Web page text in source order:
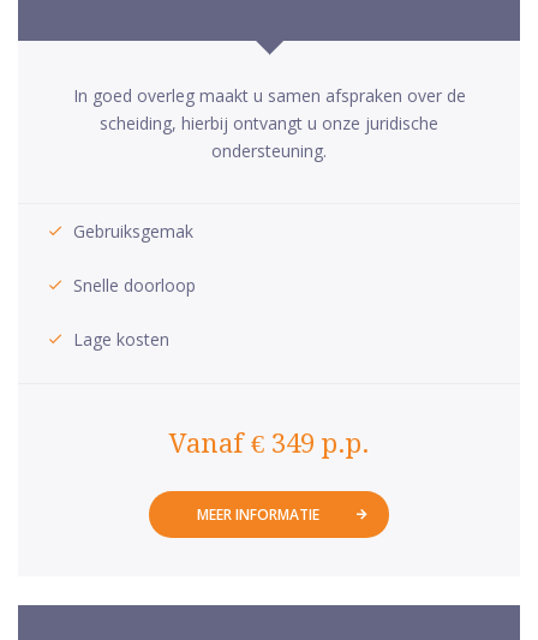
In goed overleg maakt u samen afspraken over de
scheiding, hierbij ontvangt u onze juridische
ondersteuning.
Gebruiksgemak
Snelle doorloop
Lage kosten
Vanaf € 349 p.p.
MEER INFORMATIE